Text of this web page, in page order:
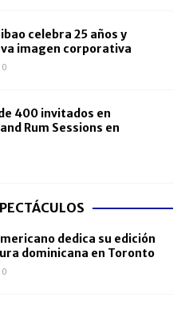
celebra 25 años y
imagen corporativa
0
400 invitados en
Rum Sessions en
dedica su edición
dominicana en Toronto
0